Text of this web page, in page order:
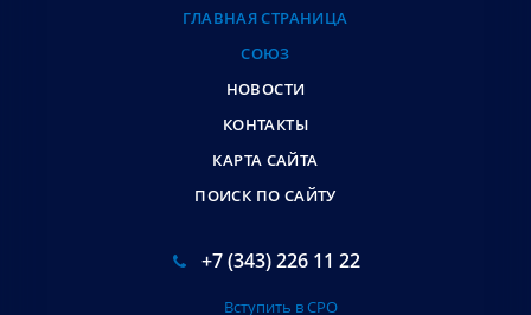
ГЛАВНАЯ СТРАНИЦА
СОЮЗ
НОВОСТИ
КОНТАКТЫ
КАРТА САЙТА
ПОИСК ПО САЙТУ
+7 (343) 226 11 22
Вступить в СРО